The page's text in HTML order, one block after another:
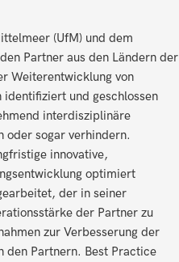
(UfM) und dem
Partner aus den Ländern der
Weiterentwicklung von
und geschlossen
interdisziplinäre
oder sogar verhindern.
innovative,
optimiert
der in seiner
der Partner zu
zur Verbesserung der
den Partnern. Best Practice